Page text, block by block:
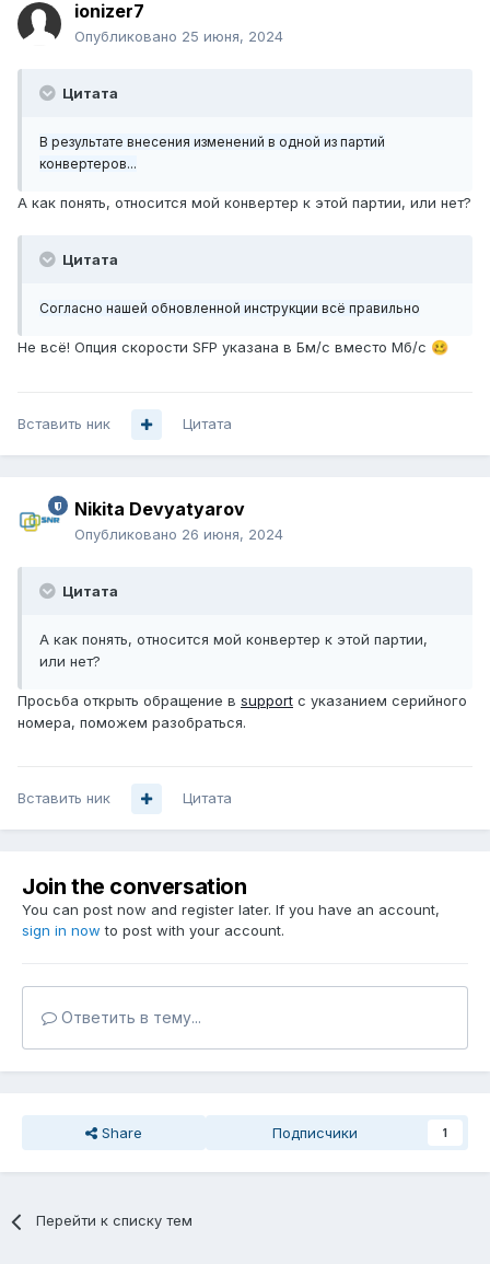
ionizer7
Опубликовано 25 июня, 2024
Цитата
В результате внесения изменений в одной из партий
конвертеров...
А как понять, относится мой конвертер к этой партии, или нет?
Цитата
Согласно нашей обновленной инструкции всё правильно
Не всё! Опция скорости SFP указана в Бм/с вместо Мб/с 🥴
Вставить ник Цитата
Nikita Devyatyarov
Опубликовано 26 июня, 2024
Цитата
А как понять, относится мой конвертер к этой партии,
или нет?
Просьба открыть обращение в support с указанием серийного
номера, поможем разобраться.
Вставить ник Цитата
Join the conversation
You can post now and register later. If you have an account,
sign in now to post with your account.
Ответить в тему...
Share Подписчики 1
Перейти к списку тем